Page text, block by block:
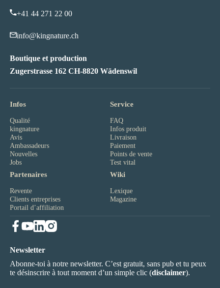
hivernale
+41 44 271 22 00
info@kingnature.ch
Boutique et production
Zugerstrasse 162 CH-8820 Wädenswil
Infos
Qualité
kingnature
Avis
Ambassadeurs
Nouvelles
Jobs
Service
FAQ
Infos produit
Livraison
Paiement
Points de vente
Test vital
Partenaires
Revente
Clients entreprises
Portail d’affiliation
Wiki
Lexique
Magazine
Newsletter
Abonne-toi à notre newsletter. C’est gratuit, sans pub et tu peux
te désinscrire à tout moment d’un simple clic (disclaimer).